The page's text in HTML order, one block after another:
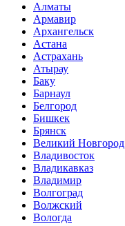
Алматы
Армавир
Архангельск
Астана
Астрахань
Атырау
Баку
Барнаул
Белгород
Бишкек
Брянск
Великий Новгород
Владивосток
Владикавказ
Владимир
Волгоград
Волжский
Вологда